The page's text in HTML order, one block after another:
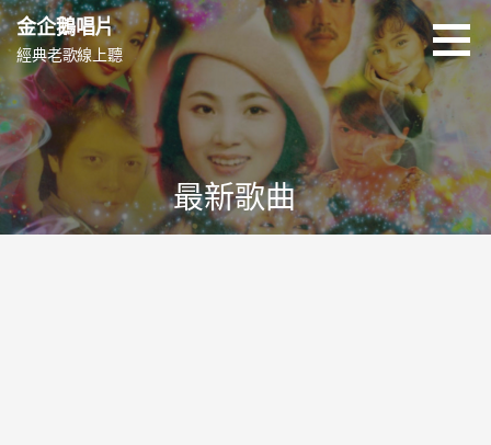
跳
至
主
要
內
容
金企鵝唱片
經典老歌線上聽
最新歌曲